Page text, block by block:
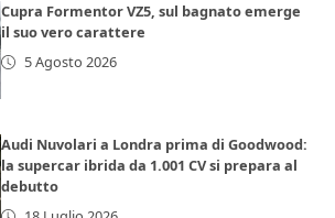
Cupra Formentor VZ5, sul bagnato emerge
il suo vero carattere
5 Agosto 2026
Audi Nuvolari a Londra prima di Goodwood:
la supercar ibrida da 1.001 CV si prepara al
debutto